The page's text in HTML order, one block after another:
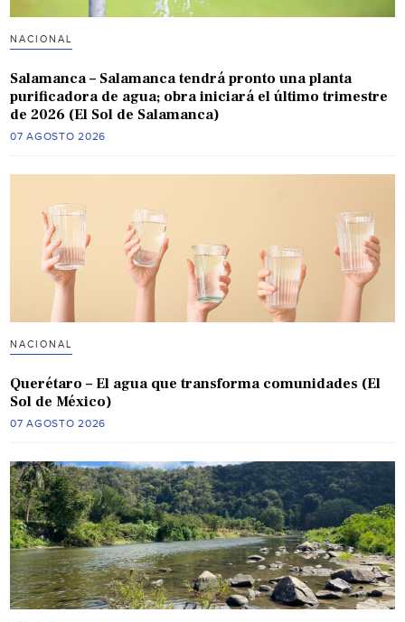
NACIONAL
Salamanca – Salamanca tendrá pronto una planta
purificadora de agua; obra iniciará el último trimestre
de 2026 (El Sol de Salamanca)
07 AGOSTO 2026
NACIONAL
Querétaro – El agua que transforma comunidades (El
Sol de México)
07 AGOSTO 2026